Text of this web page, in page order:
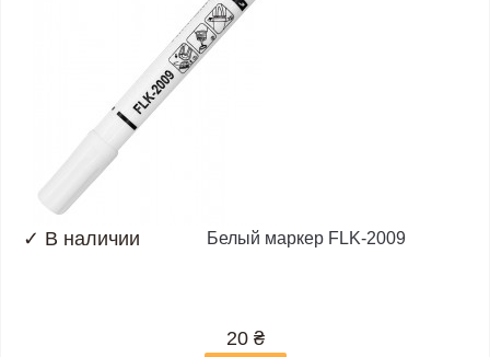
✓ В наличии Белый маркер FLK-2009
20 ₴